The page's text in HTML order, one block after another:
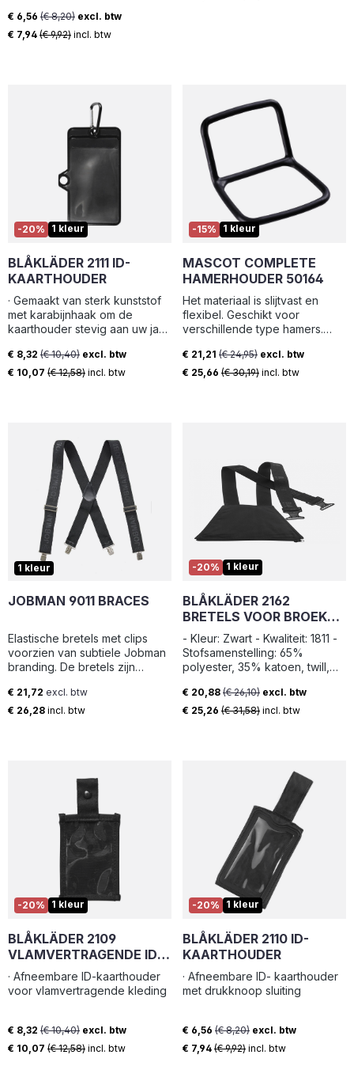
uniformiteit met uw
werkkleding kunt creëren
Verkoopprijs:
€ 6,56 (€ 8,20) excl. btw
€ 7,94 (€ 9,92) incl. btw
garanderen.·Extra brede
elastische banden voor meer
comfort, ondersteuning en een
goede pasvorm.·Zacht en
comfortabel materiaal.·Verstel
eenvoudige de lengte.·Brede
klemmen voor betrouwbare
bevestiging.·Inherente
vlambescherming.
-20% 1 kleur
BLÅKLÄDER 2111 ID-
KAARTHOUDER
· Gemaakt van sterk kunststof
met karabijnhaak om de
kaarthouder stevig aan uw jas
Kan zowel horizontaal als
verticaal worden gebruikt
Verkoopprijs:
€ 8,32 (€ 10,40) excl. btw
€ 10,07 (€ 12,58) incl. btw
-15% 1 kleur
MASCOT COMPLETE
HAMERHOUDER 50164
Het materiaal is slijtvast en
flexibel. Geschikt voor
verschillende type hamers.
MASCOT® producten met
gereedschapslus.
Verkoopprijs:
€ 21,21 (€ 24,95) excl. btw
€ 25,66 (€ 30,19) incl. btw
1 kleur
JOBMAN 9011 BRACES
Elastische bretels met clips
voorzien van subtiele Jobman
branding. De bretels zijn
verstelbaar voor een optimaal
draagcomfort. De bretels zijn
Normale prijs:
€ 21,72 excl. btw
€ 26,28 incl. btw
-20% 1 kleur
BLÅKLÄDER 2162
BRETELS VOOR BROEK
1862
- Kleur: Zwart - Kwaliteit: 1811 -
Stofsamenstelling: 65%
polyester, 35% katoen, twill,
g/m² - Gewicht: 240 g/m² -
Kleurnummer: 9900 -
Verkoopprijs:
€ 20,88 (€ 26,10) excl. btw
€ 25,26 (€ 31,58) incl. btw
-20% 1 kleur
BLÅKLÄDER 2109
VLAMVERTRAGENDE ID-
KAARTZAK
· Afneembare ID-kaarthouder
voor vlamvertragende kleding
Verkoopprijs:
€ 8,32 (€ 10,40) excl. btw
€ 10,07 (€ 12,58) incl. btw
-20% 1 kleur
BLÅKLÄDER 2110 ID-
KAARTHOUDER
· Afneembare ID- kaarthouder
met drukknoop sluiting
Verkoopprijs:
€ 6,56 (€ 8,20) excl. btw
€ 7,94 (€ 9,92) incl. btw